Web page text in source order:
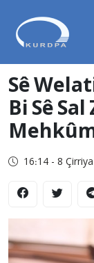
Sê
Bi Sê
16:14 - 8